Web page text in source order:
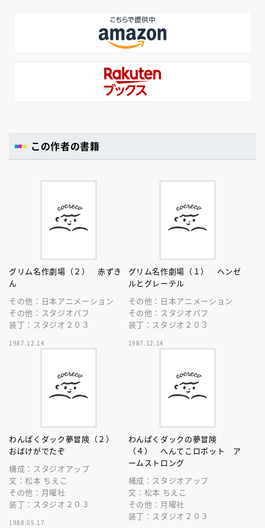
この作者の書籍
グリム名作劇場（２） 赤ずき
ん
その他：日本アニメーション
その他：スタジオパフ
装丁：スタジオ２０３
1987.12.14
グリム名作劇場（１） ヘンゼ
ルとグレーテル
その他：日本アニメーション
その他：スタジオパフ
装丁：スタジオ２０３
1987.12.14
わんぱくダック夢冒険（２）
おばけがでたぞ
構成：スタジオアップ
文：松本 ちえこ
その他：月曜社
装丁：スタジオ２０３
1988.05.17
わんぱくダックの夢冒険
（４） へんてこロボット ア
ームストロング
構成：スタジオアップ
文：松本 ちえこ
その他：月曜社
装丁：スタジオ２０３